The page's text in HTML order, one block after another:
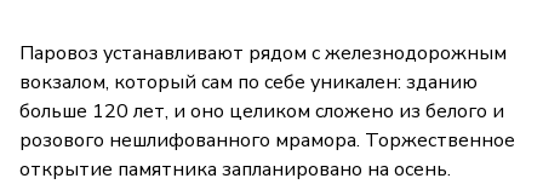
Паровоз устанавливают рядом с железнодорожным
вокзалом, который сам по себе уникален: зданию
больше 120 лет, и оно целиком сложено из белого и
розового нешлифованного мрамора. Торжественное
открытие памятника запланировано на осень.